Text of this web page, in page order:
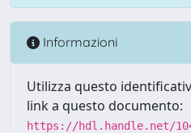
Informazioni
Utilizza questo
link a questo documento:
https://hdl.handle.net/